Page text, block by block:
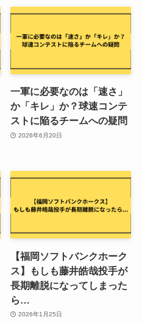
一軍に必要なのは「速さ」
か「キレ」か？球速コンテ
ストに陥るチームへの疑問
2026年6月20日
【福岡ソフトバンクホーク
ス】もしも藤井皓哉投手が
長期離脱になってしまった
ら…
2026年1月25日